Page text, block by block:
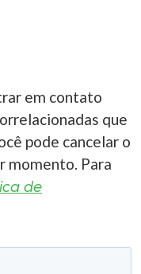
em contato
que
pode cancelar o
momento. Para
de